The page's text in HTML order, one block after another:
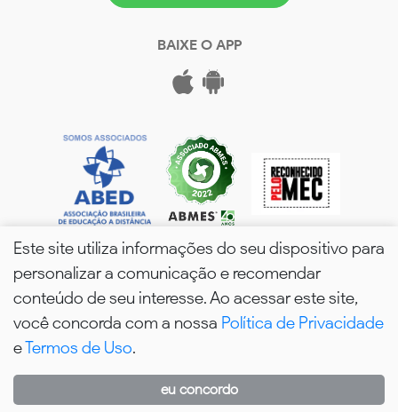
BAIXE O APP
wPós - 2026. Todos os Direitos Reservados.
WhatsApp
Este site utiliza informações do seu dispositivo para
personalizar a comunicação e recomendar
conteúdo de seu interesse. Ao acessar este site,
você concorda com a nossa Política de Privacidade
eTermos de Uso.
eu concordo